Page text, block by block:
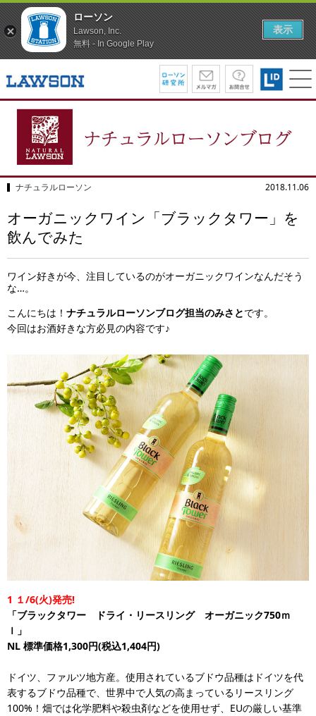
ナチュラルローソン 2018.11.06
オーガニックワイン「ブラックタワー」を
飲んでみた
ワイン好きが今、注目しているのがオーガニックワインなんだそう
な…。
こんにちは！ ナチュラルローソンブログ担当のみさとです。
今回はお酒好きな方必見の内容です♪
1 １/6(火)発売!
「ブラックタワー ドライ・リースリング オーガニック750ｍ
ｌ」
NL 標準価格1,300円(税込1,404円)
ドイツ、ファルツ地方産。使用されているブドウ品種はドイツを代
表するブドウ品種で、世界中で人気の高まっているリースリング
100%！畑では化学肥料や殺虫剤などを使用せず、EUの厳しい基準
ローソン
Lawson, Inc.
無料 - In Google Play
表示